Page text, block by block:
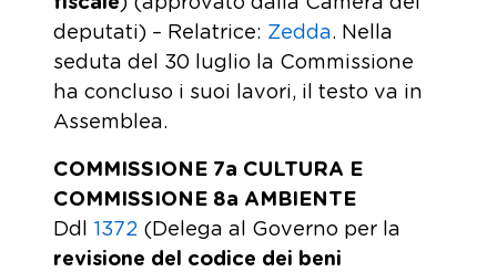
deputati) – Relatrice: Zedda. Nella
seduta del 30 luglio la Commissione
ha concluso i suoi lavori, il testo va in
Assemblea.
COMMISSIONE 7a CULTURA E
COMMISSIONE 8a AMBIENTE
Ddl 1372 (Delega al Governo per la
revisione del codice dei beni